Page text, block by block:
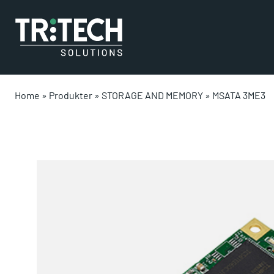
Home » Produkter » STORAGE AND MEMORY » MSATA 3ME3